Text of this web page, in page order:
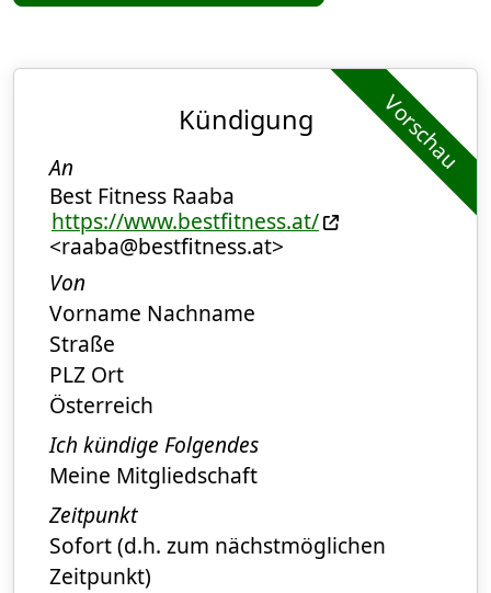
Vorschau
Kündigung
An
Best Fitness Raaba
https://www.bestfitness.at/
<raaba@bestfitness.at>
Von
Vorname Nachname
Straße
PLZ Ort
Österreich
Ich kündige Folgendes
Meine Mitgliedschaft
Zeitpunkt
Sofort (d.h. zum nächstmöglichen
Zeitpunkt)